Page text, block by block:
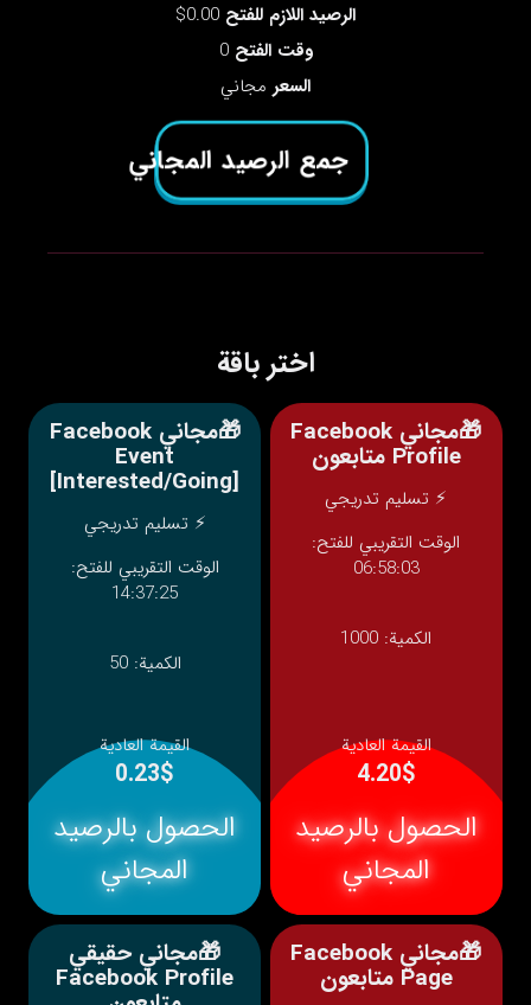
الرصيد اللازم للفتح 0.00$
وقت الفتح 0
السعر مجاني
جمع الرصيد المجاني
اختر باقة
🎁مجاني Facebook
Profile متابعون
⚡ تسليم تدريجي
الوقت التقريبي للفتح:
06:58:03
الكمية: 1000
القيمة العادية
4.20$
الحصول بالرصيد
المجاني
🎁مجاني Facebook
Event
[Interested/Going]
⚡ تسليم تدريجي
الوقت التقريبي للفتح:
14:37:25
الكمية:50
القيمة العادية
0.23$
الحصول بالرصيد
المجاني
🎁مجاني Facebook
Page متابعون
🎁مجاني حقيقي
Facebook Profile